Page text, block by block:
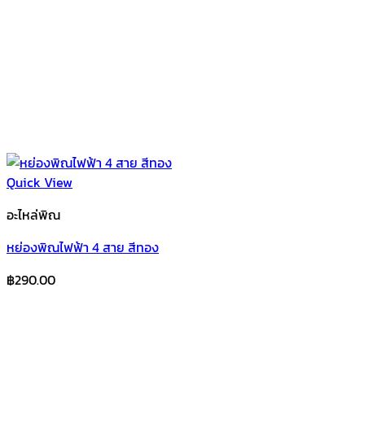
Quick View
อะไหล่พิณ
หย่องพิณไฟฟ้า 4 สาย สีทอง
฿290.00